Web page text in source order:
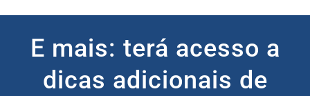
E mais: terá acesso a
dicas adicionais de